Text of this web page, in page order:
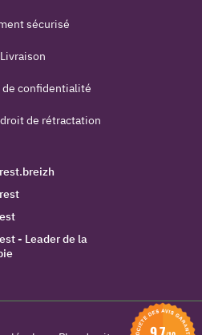
sécurisé
Livraison
confidentialité
de rétractation
- Leader de la